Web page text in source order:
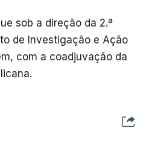
sob a direção da 2.ª
de Investigação e Ação
com a coadjuvação da